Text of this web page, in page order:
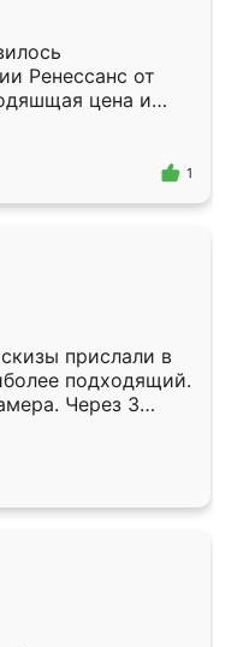
Ренессанс от
цена и
Приехавший
самый
1
прислали в
подходящий.
Через 3
Остались
Ренессанс